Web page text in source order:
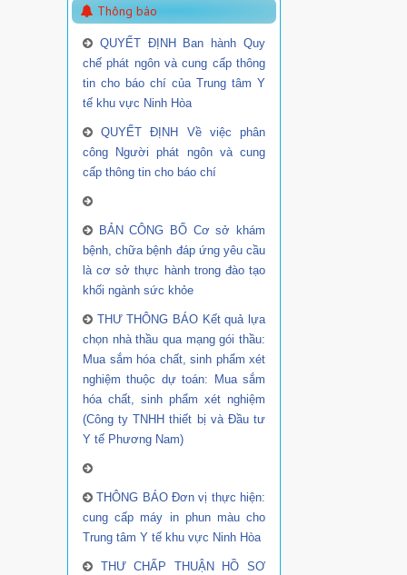
Thông báo
QUYẾT ĐỊNH Ban hành Quy
chế phát ngôn và cung cấp thông
tin cho báo chí của Trung tâm Y
tế khu vực Ninh Hòa
QUYẾT ĐỊNH Về việc phân
công Người phát ngôn và cung
cấp thông tin cho báo chí
BẢN CÔNG BỐ Cơ sở khám
bệnh, chữa bệnh đáp ứng yêu cầu
là cơ sở thực hành trong đào tạo
khối ngành sức khỏe
THƯ THÔNG BÁO Kết quả lựa
chọn nhà thầu qua mạng gói thầu:
Mua sắm hóa chất, sinh phẩm xét
nghiệm thuộc dự toán: Mua sắm
hóa chất, sinh phẩm xét nghiệm
(Công ty TNHH thiết bị và Đầu tư
Y tế Phương Nam)
THÔNG BÁO Đơn vị thực hiện:
cung cấp máy in phun màu cho
Trung tâm Y tế khu vực Ninh Hòa
THƯ CHẤP THUẬN HỒ SƠ